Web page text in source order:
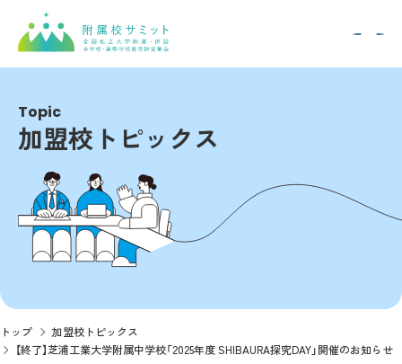
Topic
加盟校トピックス
トップ
加盟校トピックス
【終了】芝浦工業大学附属中学校「2025年度 SHIBAURA探究DAY」開催のお知らせ